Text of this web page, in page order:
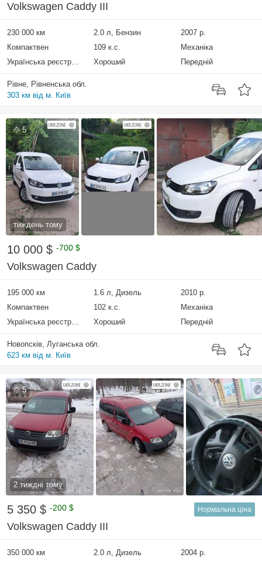
Volkswagen Caddy III
230 000 км 2.0 л, Бензин
2007 р.
Компактвен
109 к.с.
Механіка
Українська реєстрація
Хороший Передній
Рівне, Рівненська обл.
303 км від м. Київ
5
тиждень тому
10 000 $ -700 $
Volkswagen Caddy
195 000 км 1.6 л, Дизель
2010 р.
Компактвен
102 к.с.
Механіка
Українська реєстрація
Хороший Передній
Новопсків, Луганська обл.
623 км від м. Київ
5
2 тиждні тому
5 350 $ -200 $ Нормальна ціна
Volkswagen Caddy III
350 000 км 2.0 л, Дизель
2004 р.